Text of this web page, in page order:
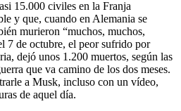
15.000 civiles en la Franja
y que, cuando en Alemania se
murieron “muchos, muchos,
7 de octubre, el peor sufrido por
dejó unos 1.200 muertos, según las
que va camino de los dos meses.
a Musk, incluso con un vídeo,
de aquel día.